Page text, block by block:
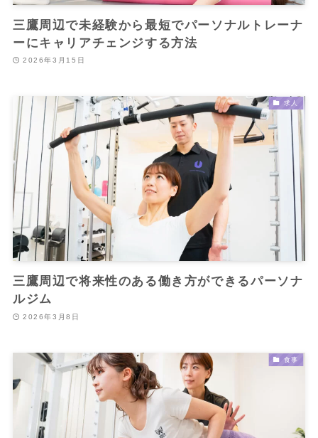
三鷹周辺で未経験から最短でパーソナルトレーナ
ーにキャリアチェンジする方法
2026年3月15日
求人
三鷹周辺で将来性のある働き方ができるパーソナ
ルジム
2026年3月8日
食事